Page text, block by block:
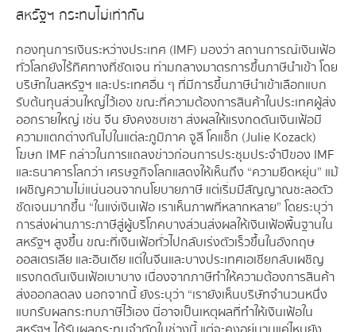
สหรัฐฯ กระทบไม่เท่ากัน
กองทุนการเงินระหว่างประเทศ (IMF) มองว่า สถานการณ์เงินเฟ้อ
ทั่วโลกยังไร้ทิศทางที่ชัดเจน ท่ามกลางมาตรการขึ้นภาษีนำเข้า โดย
บริษัทในสหรัฐฯ และประเทศอื่น ๆ ที่มีการขึ้นภาษีนำเข้าเลือกแบก
รับต้นทุนส่วนใหญ่ไว้เอง ขณะที่ความต้องการสินค้าในประเทศผู้ส่ง
ออกรายใหญ่ เช่น จีน ยังคงซบเซา ส่งผลให้แรงกดดันเงินเฟ้อมี
ความแตกต่างกันไปในแต่ละภูมิภาค จูลี โคแซ็ก (Julie Kozack)
โฆษก IMF กล่าวในการแถลงข่าวก่อนการประชุมประจำปีของ IMF
และธนาคารโลกว่า เศรษฐกิจโลกแสดงให้เห็นถึง “ความยืดหยุ่น” แม้
เผชิญความไม่แน่นอนจากนโยบายภาษี แต่เริ่มมีสัญญาณชะลอตัว
ชัดเจนมากขึ้น “ในแง่เงินเฟ้อ เราเห็นภาพที่หลากหลาย” โดยระบุว่า
การส่งผ่านภาระภาษีสู่ผู้บริโภคบางส่วนส่งผลให้เงินเฟ้อพื้นฐานใน
สหรัฐฯ สูงขึ้น ขณะที่เงินเฟ้อทั่วไปกลับเร่งตัวเร็วขึ้นในอังกฤษ
ออสเตรเลีย และอินเดีย แต่ในจีนและบางประเทศเอเชียกลับเผชิญ
แรงกดดันเงินเฟ้อเบาบาง เนื่องจากภาษีทำให้ความต้องการสินค้า
ส่งออกลดลง นอกจากนี้ ยังระบุว่า “เรายังเห็นบริษัทจำนวนหนึ่ง
แบกรับผลกระทบภาษีไว้เอง นี่อาจเป็นเหตุผลที่ทำให้เงินเฟ้อใน